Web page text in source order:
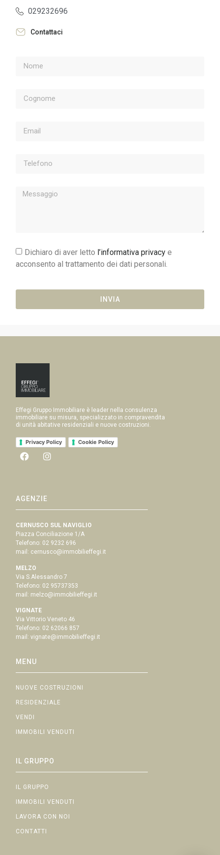
029232696
Contattaci
Dichiaro di aver letto l’informativa privacye
acconsento al trattamento dei dati personali.
INVIA
Effegi Gruppo Immobiliare è leader nella consulenza
immobiliare su misura, specializzato in compravendita
di unità abitative residenziali e nuove costruzioni.
Privacy Policy Cookie Policy
AGENZIE
CERNUSCO SUL NAVIGLIO
Piazza Conciliazione 1/A
Telefono: 02 9232 696
mail: cernusco@immobilieffegi.it
MELZO
Via S.Alessandro 7
Telefono: 02 95737353
mail: melzo@immobilieffegi.it
VIGNATE
Via Vittorio Veneto 46
Telefono: 02 62066 857
mail:vignate@immobilieffegi.it
MENU
NUOVE COSTRUZIONI
RESIDENZIALE
VENDI
IMMOBILI VENDUTI
IL GRUPPO
IL GRUPPO
IMMOBILI VENDUTI
LAVORA CON NOI
CONTATTI